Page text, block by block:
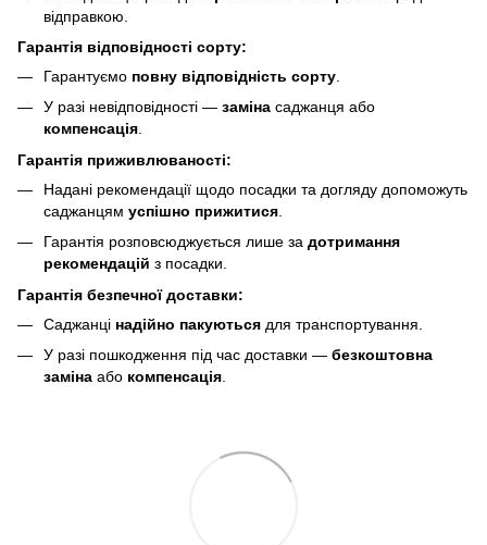
відправкою.
Гарантія відповідності сорту:
Гарантуємо повну відповідність сорту
У разі невідповідності — заміна саджанця або
компенсація.
Гарантія приживлюваності:
Надані рекомендації щодо посадки та догляду допоможуть
саджанцям успішно прижитися
Гарантія розповсюджується лише за дотримання
рекомендацій з посадки.
Гарантія безпечної доставки:
Саджанці надійно пакуються для транспортування.
У разі пошкодження під час доставки — безкоштовна
заміна або компенсація